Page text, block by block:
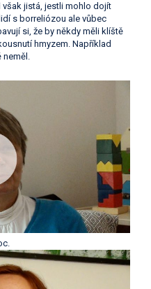
však jistá, jestli mohlo dojít
s borreliózou ale vůbec
si, že by někdy měli klíště
hmyzem. Například
neměl.